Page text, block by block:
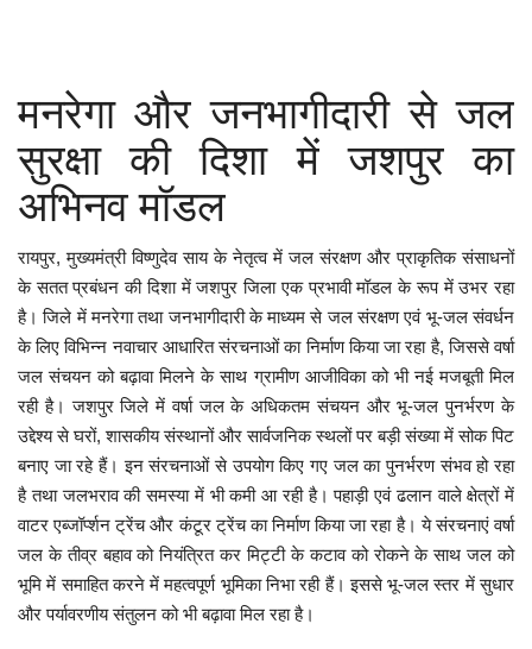
मनोरंजन
बिजनेस
राशिफल
संपर्क
मनरेगा और जनभागीदारी से जल
सुरक्षा की दिशा में जशपुर का
अभिनव मॉडल
रायपुर, मुख्यमंत्री विष्णुदेव साय के नेतृत्व में जल संरक्षण और प्राकृतिक संसाधनों
के सतत प्रबंधन की दिशा में जशपुर जिला एक प्रभावी मॉडल के रूप में उभर रहा
है। जिले में मनरेगा तथा जनभागीदारी के माध्यम से जल संरक्षण एवं भू-जल संवर्धन
के लिए विभिन्न नवाचार आधारित संरचनाओं का निर्माण किया जा रहा है, जिससे वर्षा
जल संचयन को बढ़ावा मिलने के साथ ग्रामीण आजीविका को भी नई मजबूती मिल
रही है। जशपुर जिले में वर्षा जल के अधिकतम संचयन और भू-जल पुनर्भरण के
उद्देश्य से घरों, शासकीय संस्थानों और सार्वजनिक स्थलों पर बड़ी संख्या में सोक पिट
बनाए जा रहे हैं। इन संरचनाओं से उपयोग किए गए जल का पुनर्भरण संभव हो रहा
है तथा जलभराव की समस्या में भी कमी आ रही है। पहाड़ी एवं ढलान वाले क्षेत्रों में
वाटर एब्जॉर्प्शन ट्रेंच और कंटूर ट्रेंच का निर्माण किया जा रहा है। ये संरचनाएं वर्षा
जल के तीव्र बहाव को नियंत्रित कर मिट्टी के कटाव को रोकने के साथ जल को
भूमि में समाहित करने में महत्वपूर्ण भूमिका निभा रही हैं। इससे भू-जल स्तर में सुधार
और पर्यावरणीय संतुलन को भी बढ़ावा मिल रहा है।